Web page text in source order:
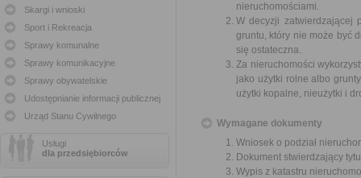
Skargi i wnioski
Sport i Rekreacja
Sprawy komunalne
Sprawy komunikacyjne
Sprawy obywatelskie
Udostępnianie informacji publicznej
Urząd Stanu Cywilnego
Usługi
dla przedsiębiorców
nieruchomościami.
W decyzji zatwierdzającej
gruntu, który nie może być
się ostateczna.
Za nieruchomości
jako użytki rolne albo
użytki kopalne, nieużytki i
Wymagane dokumenty
Wniosek o podział
Dokument stwierdzający
Wypis z katastru